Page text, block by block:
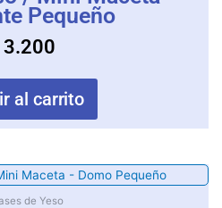
Pequeño
3.200
al carrito
de Yeso